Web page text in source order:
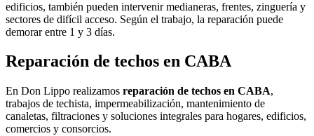
edificios, también pueden intervenir medianeras, frentes, zinguería y
sectores de difícil acceso. Según el trabajo, la reparación puede
demorar entre 1 y 3 días.
Reparación de techos en CABA
En Don Lippo realizamos reparación de techos en CABA,
trabajos de techista, impermeabilización, mantenimiento de
canaletas, filtraciones y soluciones integrales para hogares, edificios,
comercios y consorcios.